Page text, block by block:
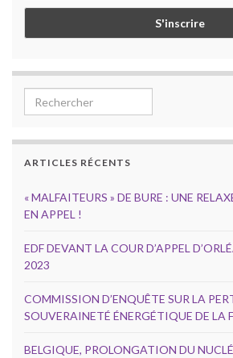
Search for:
ARTICLES RÉCENTS
« MALFAITEURS » DE BURE : UNE
EN APPEL !
EDF DEVANT LA COUR D’APPEL
2023
COMMISSION D’ENQUÊTE SUR LA
SOUVERAINETÉ ÉNERGÉTIQUE DE LA
BELGIQUE, PROLONGATION DU